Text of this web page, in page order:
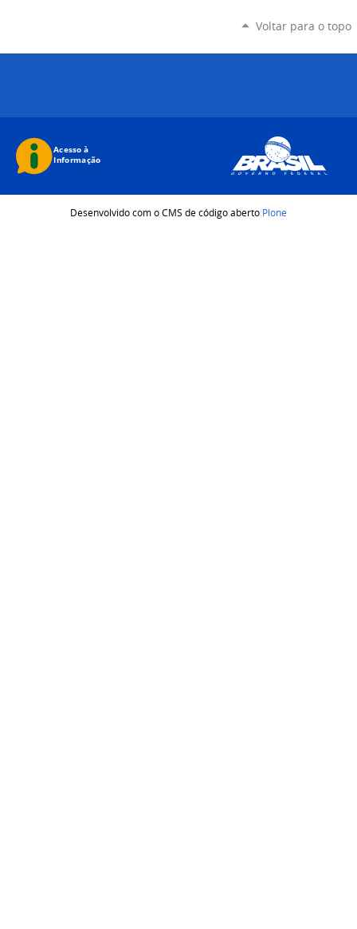
Voltar para o topo
Desenvolvido com o CMS de código aberto Plone